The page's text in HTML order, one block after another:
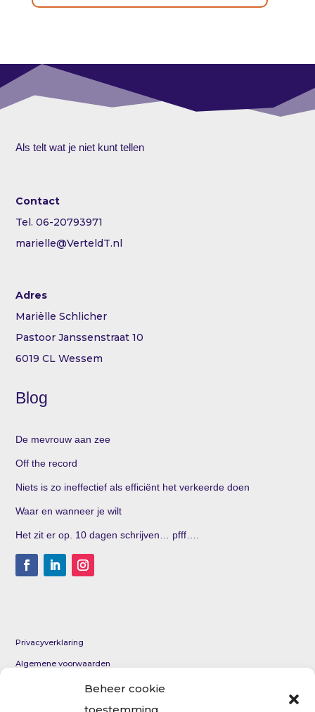
Beheer cookie
Als telt wat je niet kunt tellen
Contact
Tel. 06-20793971
marielle@VerteldT.nl
Adres
Mariëlle Schlicher
Pastoor Janssenstraat 10
6019 CL Wessem
Blog
De mevrouw aan zee
Off the record
Niets is zo ineffectief als efficiënt het verkeerde doen
Waar en wanneer je wilt
Het zit er op. 10 dagen schrijven… pfff….
Privacyverklaring
Algemene voorwaarden